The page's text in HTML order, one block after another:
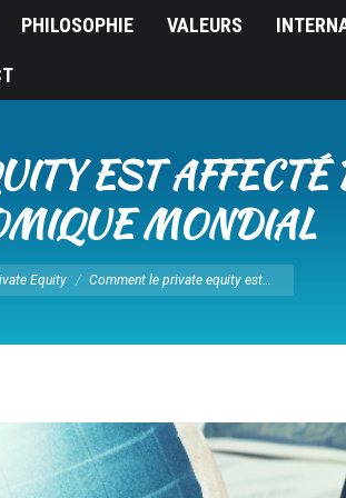
PHILOSOPHIE VALEURS
EST AFFECTÉ
MONDIAL
Equity Comment le private equity est…